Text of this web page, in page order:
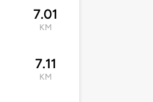
7.01
KM
7.11
KM